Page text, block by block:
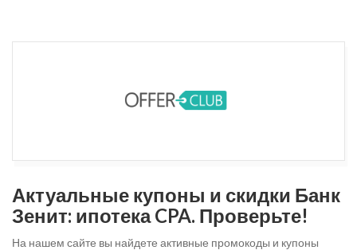
Актуальные купоны и скидки Банк
Зенит: ипотека CPA. Проверьте!
На нашем сайте вы найдете активные промокоды и купоны